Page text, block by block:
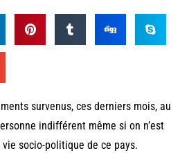
survenus, ces derniers mois, au
indifférent même si on n’est
socio-politique de ce pays.